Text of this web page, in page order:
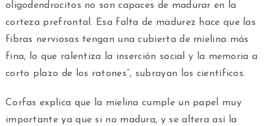
oligodendrocitos no son capaces de madurar en la
corteza prefrontal. Esa falta de madurez hace que las
fibras nerviosas tengan una cubierta de mielina más
fina, lo que ralentiza la inserción social y la memoria a
corto plazo de los ratones”, subrayan los científicos.
Corfas explica que la mielina cumple un papel muy
importante ya que si no madura, y se altera así la